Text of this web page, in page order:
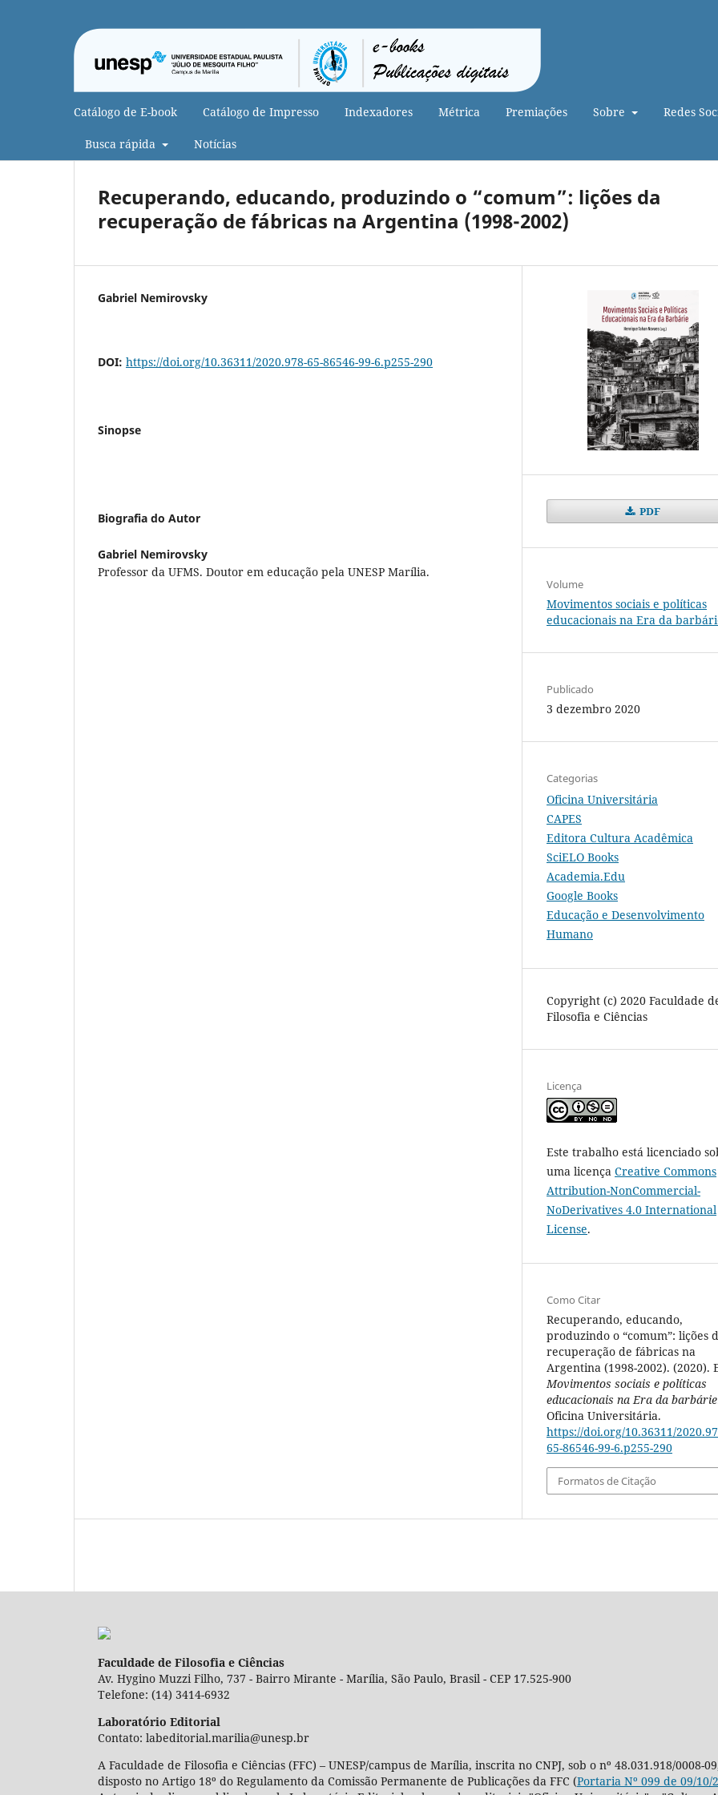
Catálogo de E-book Catálogo de Impresso Indexadores Métrica Premiações Sobre Redes
Busca rápida Notícias
Recuperando, educando, produzindo o “comum”: lições da
recuperação de fábricas na Argentina (1998-2002)
Gabriel Nemirovsky
DOI: https://doi.org/10.36311/2020.978-65-86546-99-6.p255-290
Sinopse
Biografia do Autor
Gabriel Nemirovsky
Professor da UFMS. Doutor em educação pela UNESP Marília.
PDF
Volume
Movimentos sociais e políticas
educacionais na Era da
Publicado
3 dezembro 2020
Categorias
Oficina Universitária
CAPES
Editora Cultura Acadêmica
SciELO Books
Academia.Edu
Google Books
Educação e Desenvolvimento
Humano
Copyright (c) 2020 Faculdade
Filosofia e Ciências
Licença
Este trabalho está licenciado
uma licença Creative Commons
Attribution-NonCommercial-
NoDerivatives 4.0 International
License.
Como Citar
Recuperando, educando,
produzindo o “comum”: lições
recuperação de fábricas na
Argentina (1998-2002). (2020).
Movimentos sociais e políticas
educacionais na Era da barbárie
Oficina Universitária.
https://doi.org/10.36311/
65-86546-99-6.p255-290
Formatos de Citação
Faculdade de Filosofia e Ciências
Av. Hygino Muzzi Filho, 737 - Bairro Mirante - Marília, São Paulo, Brasil - CEP 17.525-900
Telefone: (14) 3414-6932
Laboratório Editorial
Contato: labeditorial.marilia@unesp.br
A Faculdade de Filosofia e Ciências (FFC) – UNESP/campus de Marília, inscrita no CNPJ, sob o nº 48.031.918/0008-
disposto no Artigo 18º do Regulamento da Comissão Permanente de Publicações da FFC (Portaria Nº 099 de 09/10/